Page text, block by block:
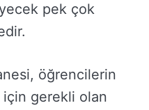
pek çok
öğrencilerin
için gerekli olan